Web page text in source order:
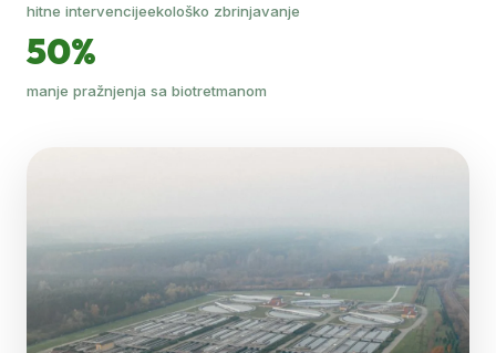
hitne intervencijeekološko zbrinjavanje
50%
manje pražnjenja sa biotretmanom